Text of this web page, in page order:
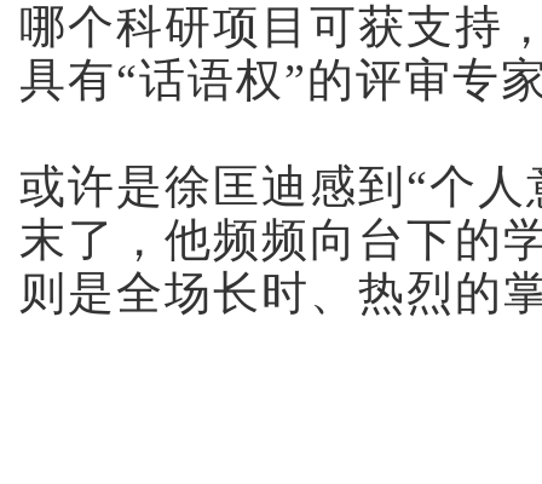
哪个科研项目可获支持
具有“话语权”的评审专
或许是徐匡迪感到“个
末了，他频频向台下的
则是全场长时、热烈的